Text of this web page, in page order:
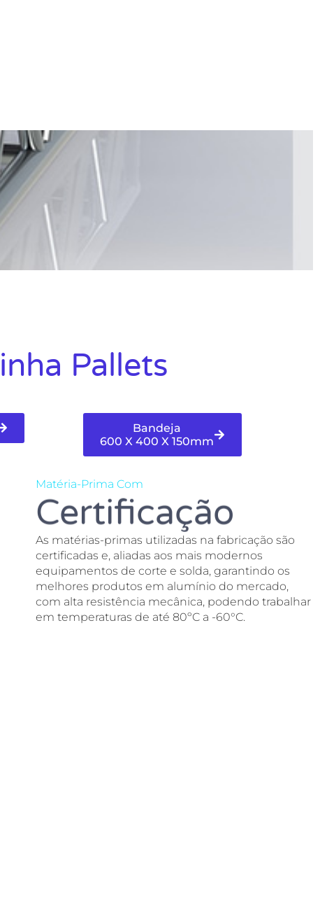
Pallets
Bandeja
600 X 400 X 150mm
Matéria-Prima Com
Certificação
As matérias-primas utilizadas na fabricação são
certificadas e, aliadas aos mais modernos
equipamentos de corte e solda, garantindo os
melhores produtos em alumínio do mercado,
com alta resistência mecânica, podendo trabalhar
em temperaturas de até 80ºC a -60°C.